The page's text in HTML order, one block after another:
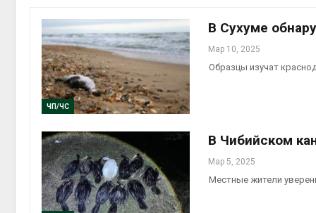
ЧП/ЧС
В Сухуме
Мар 10, 2025
Образцы изучат
В Чибийском
Мар 5, 2025
Местные жители
Авг 6,